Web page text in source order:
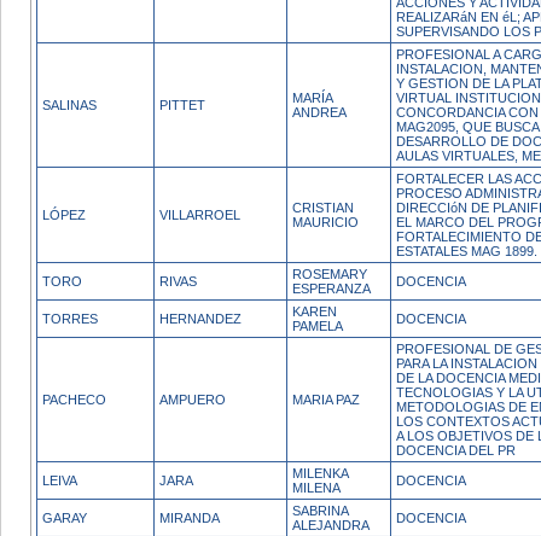
REALIZARáN EN éL;
SUPERVISANDO LOS
SALINAS PITTET
MARÍA
ANDREA
PROFESIONAL A
INSTALACION,
Y GESTION DE LA
VIRTUAL
CONCORDANCIA
MAG2095, QUE
DESARROLLO DE
AULAS VIRTUALES,
LÓPEZ VILLARROEL
CRISTIAN
MAURICIO
FORTALECER LAS
PROCESO
DIRECCIóN DE
EL MARCO DEL
FORTALECIMIENTO
ESTATALES MAG 1899.
TORO RIVAS
ROSEMARY
ESPERANZA
DOCENCIA
TORRES HERNANDEZ
KAREN
PAMELA
DOCENCIA
PACHECO AMPUERO MARIA PAZ
PROFESIONAL DE
PARA LA
DE LA DOCENCIA
TECNOLOGIAS Y LA
METODOLOGIAS DE
LOS CONTEXTOS
A LOS OBJETIVOS DE
DOCENCIA DEL PR
LEIVA JARA
MILENKA
MILENA
DOCENCIA
GARAY MIRANDA
SABRINA
ALEJANDRA
DOCENCIA